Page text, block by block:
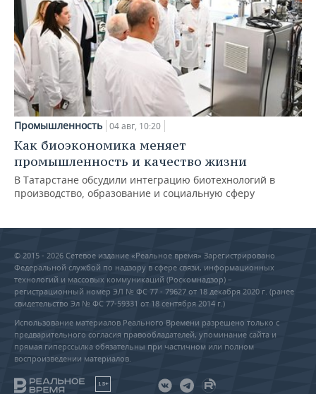
Промышленность 04 авг, 10:20
Как биоэкономика меняет
промышленность и качество жизни
В Татарстане обсудили интеграцию биотехнологий в
производство, образование и социальную сферу
© 2015 - 2026 Сетевое издание «Реальное время» Зарегистрировано
Федеральной службой по надзору в сфере связи, информационных
технологий и массовых коммуникаций (Роскомнадзор) –
регистрационный номер ЭЛ № ФС 77 - 79627 от 18 декабря 2020 г. (ранее
свидетельство Эл № ФС 77-59331 от 18 сентября 2014 г.)
Использование материалов Реального Времени разрешено только с
предварительного согласия правообладателей, упоминание сайта и
прямая гиперссылка обязательны при частичном или полном
воспроизведении материалов.
18+